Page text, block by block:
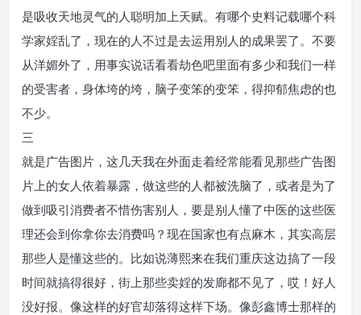
是吸收天地灵气的人聪明加上天赋。有哪个史料记载哪个科
学家婬乱了，现在的人不过是去运用别人的成果罢了。不要
从洋媚外了，用事实说话看看劫色吧里面有多少和我们一样
的受害者，身体垮的垮，脑子变笨的变笨，得抑郁焦虑的也
不少。
三
就是广告图片，这几天我在外面走着经常能看见那些广告图
片上的女人依着暴露，做这些的人都被洗脑了，或者是为了
做到吸引消费者不惜伤害别人，要是别人懂了中医的这些医
理还会到你拿你去消费吗？现在国家也有点麻木，其实高层
那些人是懂这些的。比如说薄熙来在我们重庆这边搞了一段
时间就搞得很好，街上那些卖婬的发廊都不见了，哎！好人
没好报。像这样的好官却落得这样下场。像彭鑫博士那样的